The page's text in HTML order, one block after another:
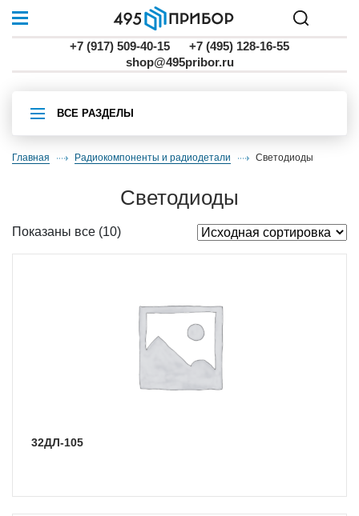
+7 (917) 509-40-15
+7 (495) 128-16-55
shop@495pribor.ru
ВСЕ РАЗДЕЛЫ
Главная Радиокомпоненты и радиодетали светодиоды
светодиоды
Показаны все (10)
32ДЛ-105